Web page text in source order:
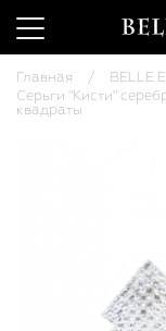
Главная
BELLE
Серьги "Кисти"
квадраты